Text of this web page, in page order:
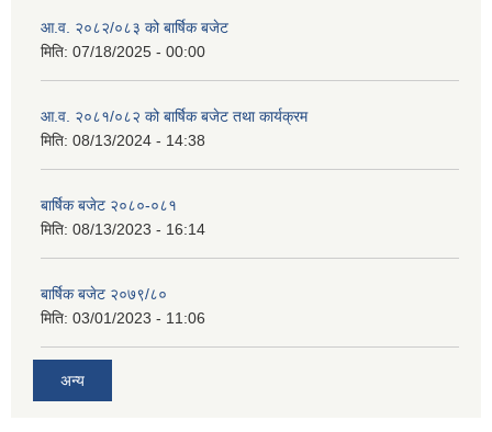
आ.व. २०८२/०८३ को बार्षिक बजेट
मिति: 07/18/2025 - 00:00
आ.व. २०८१/०८२ को बार्षिक बजेट तथा कार्यक्रम
मिति: 08/13/2024 - 14:38
बार्षिक बजेट २०८०-०८१
मिति: 08/13/2023 - 16:14
बार्षिक बजेट २०७९/८०
मिति: 03/01/2023 - 11:06
अन्य